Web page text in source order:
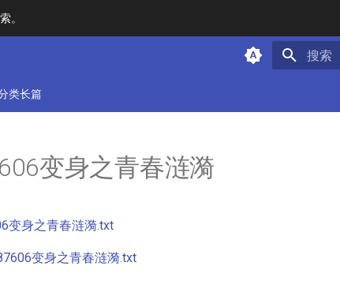
。
类长篇
变身之青春涟漪
变身之青春涟漪.txt
变身之青春涟漪.txt